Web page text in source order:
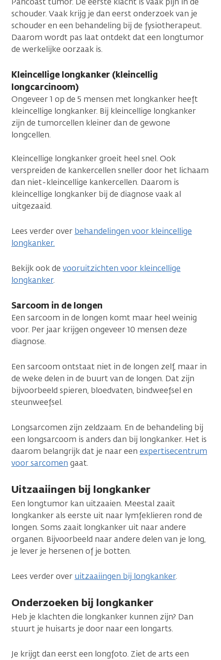
schouder. Vaak krijg je dan eerst onderzoek van je
schouder en een behandeling bij de fysiotherapeut.
Daarom wordt pas laat ontdekt dat een longtumor
de werkelijke oorzaak is.
Kleincellige longkanker (kleincellig
longcarcinoom)
Ongeveer 1 op de 5 mensen met longkanker heeft
kleincellige longkanker. Bij kleincellige longkanker
zijn de tumorcellen kleiner dan de gewone
longcellen.
Kleincellige longkanker groeit heel snel. Ook
verspreiden de kankercellen sneller door het lichaam
dan niet-kleincellige kankercellen. Daarom is
kleincellige longkanker bij de diagnose vaak al
uitgezaaid.
Lees verder over behandelingen voor kleincellige
longkanker.
Bekijk ook de vooruitzichten voor kleincellige
longkanker.
Sarcoom in de longen
Een sarcoom in de longen komt maar heel weinig
voor. Per jaar krijgen ongeveer 10 mensen deze
diagnose.
Een sarcoom ontstaat niet in de longen zelf, maar in
de weke delen in de buurt van de longen. Dat zijn
bijvoorbeeld spieren, bloedvaten, bindweefsel en
steunweefsel.
Longsarcomen zijn zeldzaam. En de behandeling bij
een longsarcoom is anders dan bij longkanker. Het is
daarom belangrijk dat je naar een expertisecentrum
voor sarcomen gaat.
Uitzaaiingen bij longkanker
Een longtumor kan uitzaaien. Meestal zaait
longkanker als eerste uit naar lymfeklieren rond de
longen. Soms zaait longkanker uit naar andere
organen. Bijvoorbeeld naar andere delen van je long,
je lever je hersenen of je botten.
Lees verder over uitzaaiingen bij longkanker.
Onderzoeken bij longkanker
Heb je klachten die longkanker kunnen zijn? Dan
stuurt je huisarts je door naar een longarts.
Je krijgt dan eerst een longfoto. Ziet de arts een